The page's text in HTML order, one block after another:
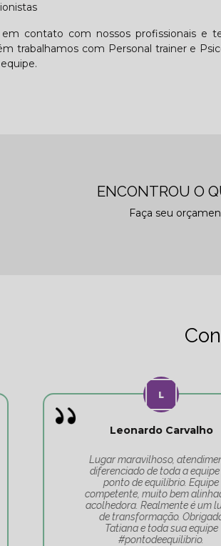
contato com nossos profissionais e
trabalhamos com Personal trainer e
ENCONTROU O
Faça seu
Leonardo Carvalho
Lugar maravilhoso, atendimento
diferenciado de toda a equipe do
ponto de equilíbrio. Equipe
competente, muito bem alinhada e
acolhedora. Realmente é um lugar
de transformação. Obrigado
Tatiana e toda sua equipe